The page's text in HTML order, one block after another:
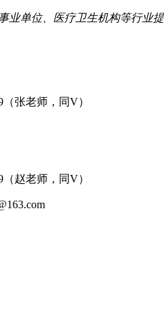
业单位、医疗卫生机构等行业
（张老师， 同V）
（赵老师， 同V）